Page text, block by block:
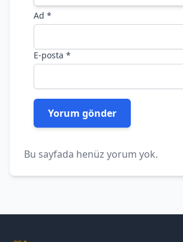
Ad *
E-posta *
Bu sayfada henüz yorum yok.